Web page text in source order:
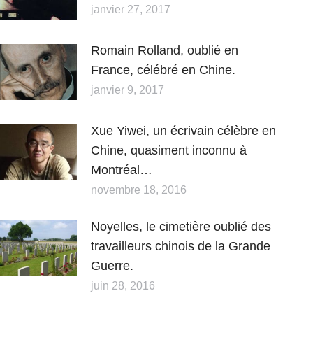
janvier 27, 2017
Romain Rolland, oublié en
France, célébré en Chine.
janvier 9, 2017
Xue Yiwei, un écrivain célèbre en
Chine, quasiment inconnu à
Montréal…
novembre 18, 2016
Noyelles, le cimetière oublié des
travailleurs chinois de la Grande
Guerre.
juin 28, 2016